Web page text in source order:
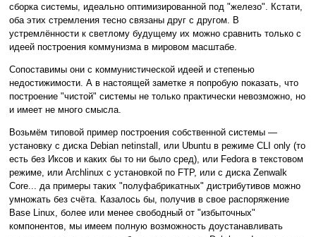
сборка системы, идеально оптимизированной под "железо". Кстати,
оба этих стремления тесно связаны друг с другом. В
устремлённости к светлому будущему их можно сравнить только с
идеей построения коммунизма в мировом масштабе.
Сопоставимы они с коммунистической идеей и степенью
недостижимости. А в настоящей заметке я попробую показать, что
построение "чистой" системы не только практически невозможно, но
и имеет не много смысла.
Возьмём типовой пример построения собственной системы —
установку с диска Debian netinstall, или Ubuntu в режиме CLI only (то
есть без Иксов и каких бы то ни было сред), или Fedora в текстовом
режиме, или Archlinux с установкой по FTP, или с диска Zenwalk
Core... да примеры таких "полуфабрикатных" дистрибутивов можно
умножать без счёта. Казалось бы, получив в свое распоряжение
Base Linux, более или менее свободный от "избыточных"
компонентов, мы имеем полную возможность доустанавливать